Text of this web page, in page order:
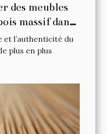
des meubles
massif dans
et l’authenticité du
plus en plus